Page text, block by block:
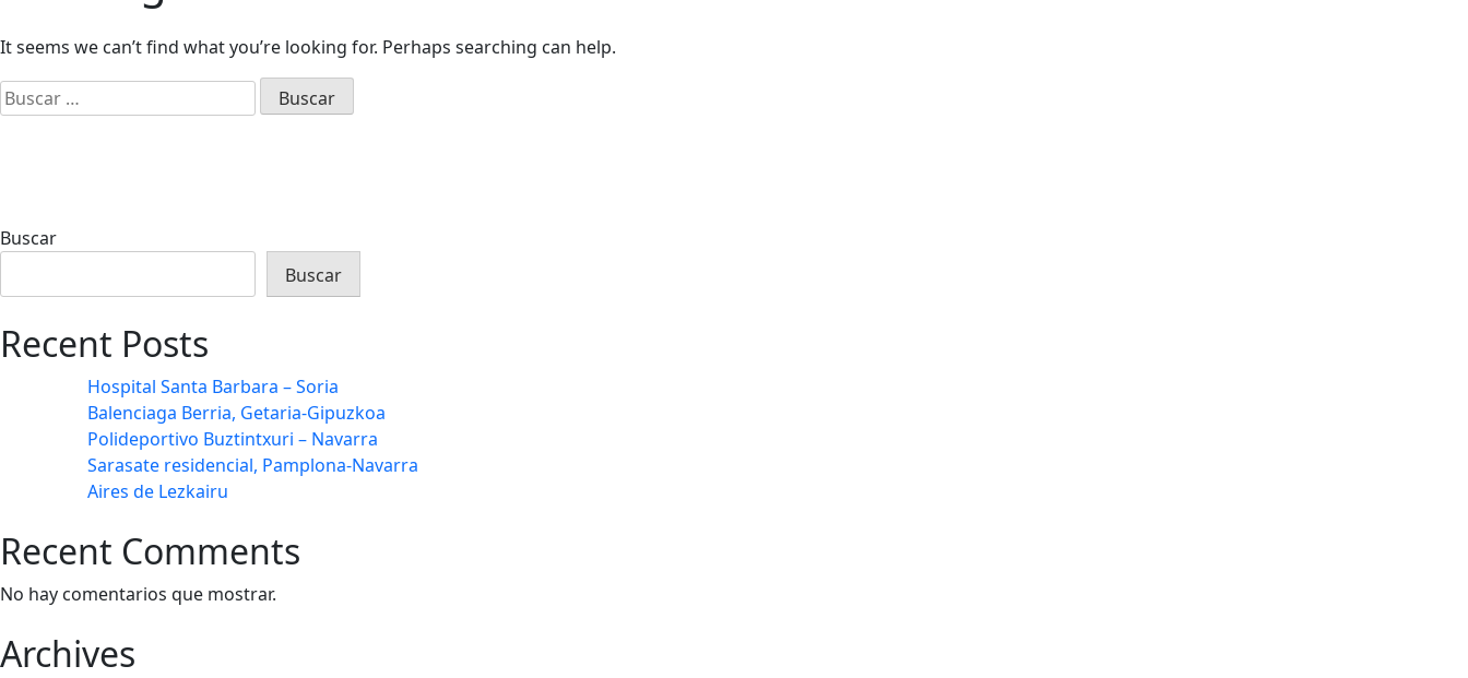
It seems we can’t find what you’re looking for. Perhaps searching can help.
Buscar
Buscar
Recent Posts
Hospital Santa Barbara – Soria
Balenciaga Berria, Getaria-Gipuzkoa
Polideportivo Buztintxuri – Navarra
Sarasate residencial, Pamplona-Navarra
Aires de Lezkairu
Recent Comments
No hay comentarios que mostrar.
Archives